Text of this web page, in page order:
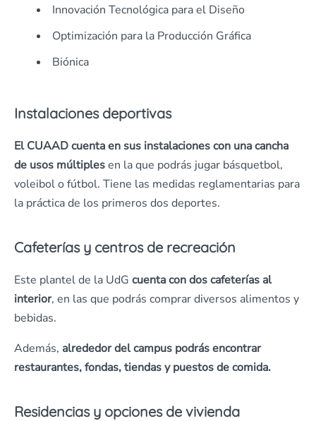
Innovación Tecnológica para el Diseño
Optimización para la Producción Gráfica
Biónica
Instalaciones deportivas
El CUAAD cuenta en sus instalaciones con una cancha
de usos múltiplesen la que podrás jugar básquetbol,
voleibol o fútbol. Tiene las medidas reglamentarias para
la práctica de los primeros dos deportes.
Cafeterías y centros de recreación
Este plantel de la UdG cuenta con dos cafeterías al
interior, en las que podrás comprar diversos alimentos y
bebidas.
Además, alrededor del campus podrás encontrar
restaurantes, fondas, tiendas y puestos de comida.
Residencias y opciones de vivienda